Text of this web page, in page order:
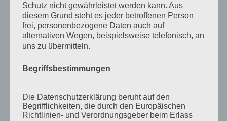
Juli 2014
Juni 2014
Januar 2014
Juli 2013
Juni 2013
Mai 2013
Schutz nicht gewährleistet werden kann. Aus
diesem Grund steht es jeder betroffenen Person
frei, personenbezogene Daten auch auf
alternativen Wegen, beispielsweise telefonisch, an
uns zu übermitteln.
Begriffsbestimmungen
Die Datenschutzerklärung beruht auf den
Begrifflichkeiten, die durch den Europäischen
Richtlinien- und Verordnungsgeber beim Erlass